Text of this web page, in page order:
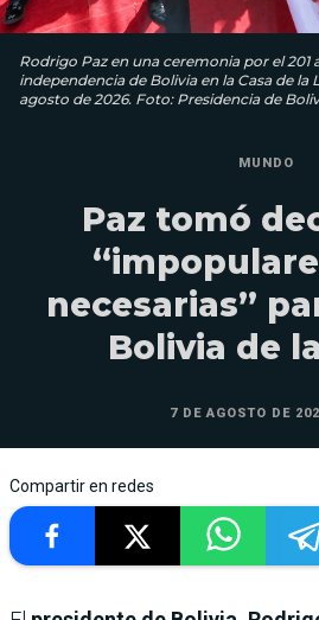
Rodrigo Paz en una ceremonia por el 201
independencia de Bolivia en la Casa de la
agosto de 2026. Foto: Presidencia de
MUNDO
Paz tomó
necesarias”
Bolivia de
7 DE AGOSTO DE
Compartir en redes